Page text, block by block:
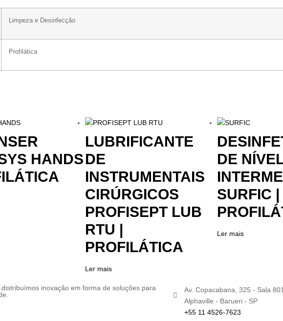
Limpeza e Desinfecção
Profilática
HANDS
LUBRIFICANTE
DE
INSTRUMENTAIS
CIRÚRGICOS
PROFISEPT LUB
RTU |
PROFILÁTICA
Ler mais
DE
SURFIC |
Ler mais
distribuímos inovação em forma de soluções para
Av. Copacabana, 325 - Sala
Alphaville - Barueri - SP
+55 11 4526-7623